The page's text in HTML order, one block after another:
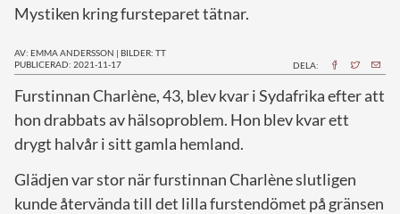
Mystiken kring fursteparet tätnar.
AV: EMMA ANDERSSON | BILDER: TT
PUBLICERAD: 2021-11-17
DELA:
Furstinnan Charlène, 43, blev kvar i Sydafrika efter att
hon drabbats av hälsoproblem. Hon blev kvar ett
drygt halvår i sitt gamla hemland.
Glädjen var stor när furstinnan Charlène slutligen
kunde återvända till det lilla furstendömet på gränsen